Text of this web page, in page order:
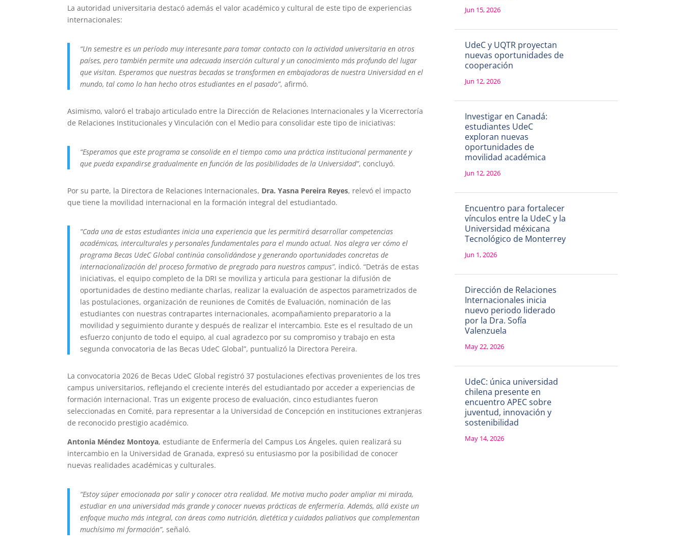
La autoridad universitaria destacó además el valor académico y cultural de este tipo de experiencias
internacionales:
“Un semestre es un período muy interesante para tomar contacto con la actividad universitaria en otros
países, pero también permite una adecuada inserción cultural y un conocimiento más profundo del lugar
que visitan. Esperamos que nuestras becadas se transformen en embajadoras de nuestra Universidad en el
mundo, tal como lo han hecho otros estudiantes en el pasado”, afirmó.
Asimismo, valoró el trabajo articulado entre la Dirección de Relaciones Internacionales y la Vicerrectoría
de Relaciones Institucionales y Vinculación con el Medio para consolidar este tipo de iniciativas:
“Esperamos que este programa se consolide en el tiempo como una práctica institucional permanente y
que pueda expandirse gradualmente en función de las posibilidades de la Universidad”, concluyó.
Por su parte, la Directora de Relaciones Internacionales, Dra. Yasna Pereira Reyes, relevó el impacto
que tiene la movilidad internacional en la formación integral del estudiantado.
“Cada una de estas estudiantes inicia una experiencia que les permitirá desarrollar competencias
académicas, interculturales y personales fundamentales para el mundo actual. Nos alegra ver cómo el
programa Becas UdeC Global continúa consolidándose y generando oportunidades concretas de
internacionalización del proceso formativo de pregrado para nuestros campus”, indicó. “Detrás de estas
iniciativas, el equipo completo de la DRI se moviliza y articula para gestionar la difusión de
oportunidades de destino mediante charlas, realizar la evaluación de aspectos parametrizados de
las postulaciones, organización de reuniones de Comités de Evaluación, nominación de las
estudiantes con nuestras contrapartes internacionales, acompañamiento preparatorio a la
movilidad y seguimiento durante y después de realizar el intercambio. Este es el resultado de un
esfuerzo conjunto de todo el equipo, al cual agradezco por su compromiso y trabajo en esta
segunda convocatoria de las Becas UdeC Global”, puntualizó la Directora Pereira.
La convocatoria 2026 de Becas UdeC Global registró 37 postulaciones efectivas provenientes de los tres
campus universitarios, reflejando el creciente interés del estudiantado por acceder a experiencias de
formación internacional. Tras un exigente proceso de evaluación, cinco estudiantes fueron
seleccionadas en Comité, para representar a la Universidad de Concepción en instituciones extranjeras
de reconocido prestigio académico.
Antonia Méndez Montoya, estudiante de Enfermería del Campus Los Ángeles, quien realizará su
intercambio en la Universidad de Granada, expresó su entusiasmo por la posibilidad de conocer
nuevas realidades académicas y culturales.
“Estoy súper emocionada por salir y conocer otra realidad. Me motiva mucho poder ampliar mi mirada,
estudiar en una universidad más grande y conocer nuevas prácticas de enfermería. Además, allá existe un
enfoque mucho más integral, con áreas como nutrición, dietética y cuidados paliativos que complementan
muchísimo mi formación”, señaló.
Jun 15, 2026
UdeC y UQTR proyectan
nuevas oportunidades de
cooperación
Jun 12, 2026
Investigar en Canadá:
estudiantes UdeC
exploran nuevas
oportunidades de
movilidad académica
Jun 12, 2026
Encuentro para fortalecer
vínculos entre la UdeC y la
Universidad méxicana
Tecnológico de Monterrey
Jun 1, 2026
Dirección de Relaciones
Internacionales inicia
nuevo periodo liderado
por la Dra. Sofía
Valenzuela
May 22, 2026
UdeC: única universidad
chilena presente en
encuentro APEC sobre
juventud, innovación y
sostenibilidad
May 14, 2026